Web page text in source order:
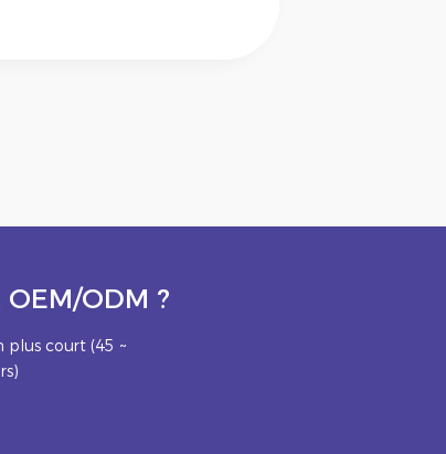
ODM ?
plus court (45 ~